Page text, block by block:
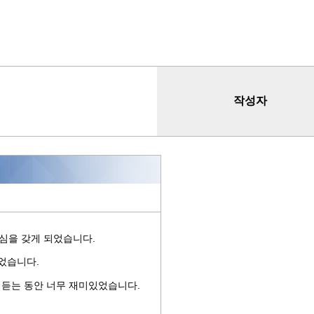
작성자
을 갖게 되었습니다.
습니다.
는 동안 너무 재미있었습니다.